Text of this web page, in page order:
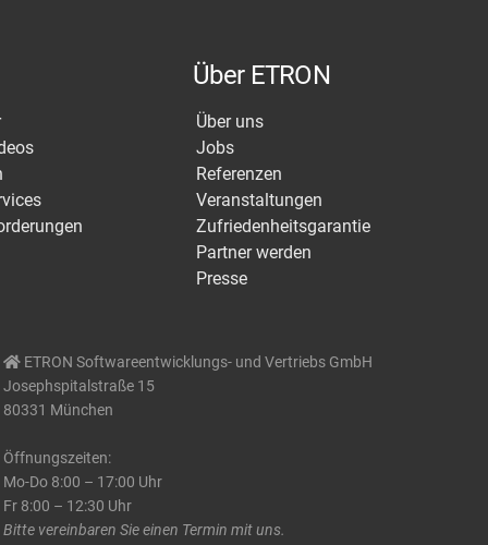
Über ETRON
Über uns
Jobs
Referenzen
Veranstaltungen
Zufriedenheitsgarantie
Partner werden
Presse
ETRON Softwareentwicklungs- und Vertriebs GmbH
Josephspitalstraße 15
80331 München
Öffnungszeiten:
Mo-Do 8:00 – 17:00 Uhr
Fr 8:00 – 12:30 Uhr
Bitte vereinbaren Sie einen Termin mit uns.